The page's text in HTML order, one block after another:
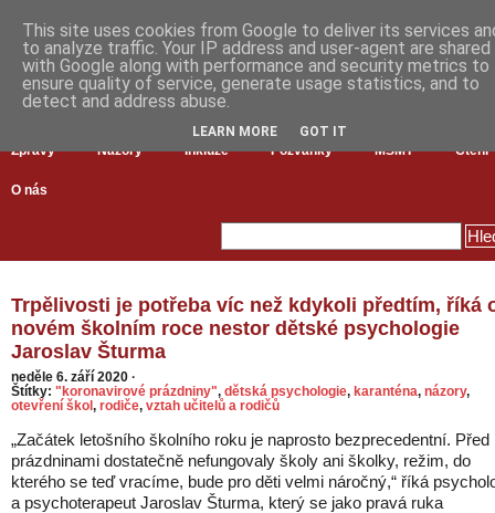
Zprávy Názory Inkluze Pozvánky MŠMT Čtení
O nás
Trpělivosti je potřeba víc než kdykoli předtím, říká
novém školním roce nestor dětské psychologie
Jaroslav Šturma
neděle 6. září 2020 ·
Štítky: "koronavirové prázdniny", dětská psychologie, karanténa, názory,
otevření škol, rodiče, vztah učitelů a rodičů
„Začátek letošního školního roku je naprosto bezprecedentní. Před
prázdninami dostatečně nefungovaly školy ani školky, režim, do
kterého se teď vracíme, bude pro děti velmi náročný,“ říká
a psychoterapeut Jaroslav Šturma, který se jako pravá ruka
This site uses cookies from Google to deliver its services
to analyze traffic. Your IP address and user-agent are shared
with Google along with performance and security metrics to
ensure quality of service, generate usage statistics, and to
detect and address abuse.
LEARN MORE GOT IT